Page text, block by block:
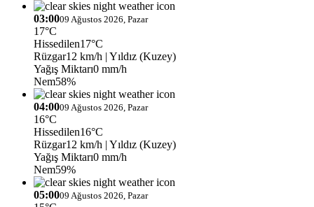
03:0009 Ağustos 2026, Pazar
17°C
Hissedilen17°C
Rüzgar12 km/h | Yıldız (Kuzey)
Yağış Miktarı0 mm/h
Nem58%
04:0009 Ağustos 2026, Pazar
16°C
Hissedilen16°C
Rüzgar12 km/h | Yıldız (Kuzey)
Yağış Miktarı0 mm/h
Nem59%
05:0009 Ağustos 2026, Pazar